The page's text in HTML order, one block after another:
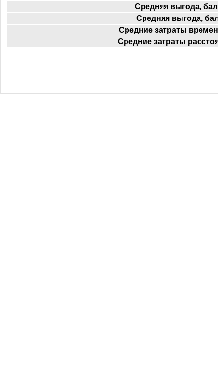
Средняя выгода,
Средняя выгода,
Средние затраты
Средние затраты